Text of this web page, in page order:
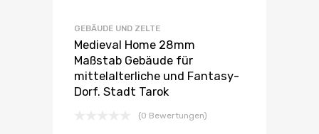
GEBÄUDE UND ZELTE
Medieval Home 28mm
Maßstab Gebäude für
mittelalterliche und Fantasy-
Dorf. Stadt Tarok
(0 Bewertungen)